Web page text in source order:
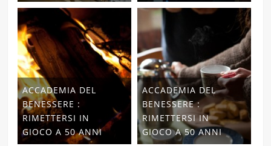
ACCADEMIA DEL
BENESSERE :
RIMETTERSI IN
GIOCO A 50 ANNI
ACCADEMIA DEL
BENESSERE :
RIMETTERSI IN
GIOCO A 50 ANNI